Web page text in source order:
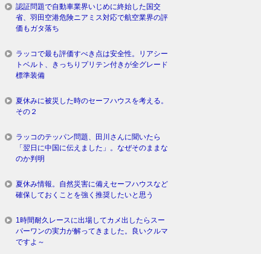
認証問題で自動車業界いじめに終始した国交
省、羽田空港危険ニアミス対応で航空業界の評
価もガタ落ち
ラッコで最も評価すべき点は安全性。リアシー
トベルト、きっちりプリテン付きが全グレード
標準装備
夏休みに被災した時のセーフハウスを考える。
その２
ラッコのテッパン問題、田川さんに聞いたら
「翌日に中国に伝えました」。なぜそのままな
のか判明
夏休み情報。自然災害に備えセーフハウスなど
確保しておくことを強く推奨したいと思う
1時間耐久レースに出場してカメ出したらスー
パーワンの実力が解ってきました。良いクルマ
ですよ～